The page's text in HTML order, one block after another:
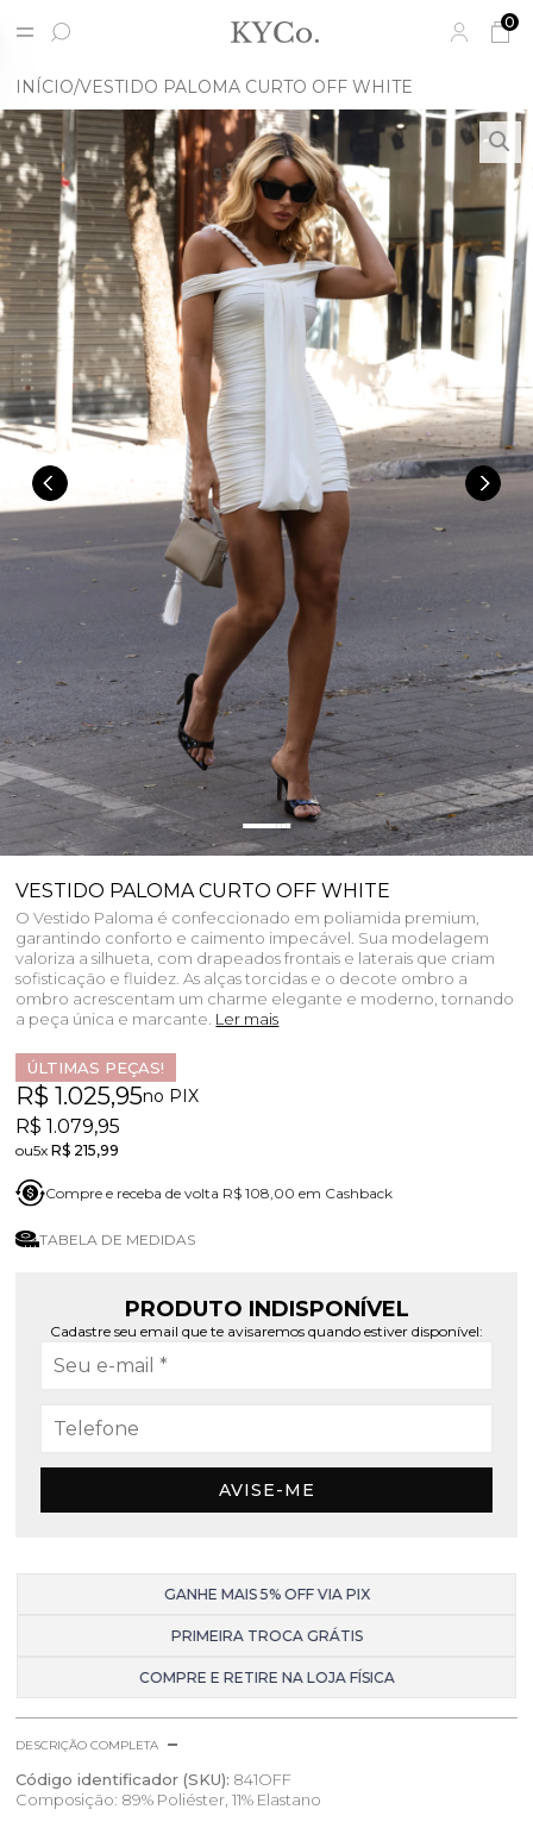
0
INÍCIO VESTIDO PALOMA CURTO OFF WHITE
VESTIDO PALOMA CURTO OFF WHITE
O Vestido Paloma é confeccionado em poliamida premium,
garantindo conforto e caimento impecável. Sua modelagem
valoriza a silhueta, com drapeados frontais e laterais que criam
sofisticação e fluidez. As alças torcidas e o decote ombro a
ombro acrescentam um charme elegante e moderno, tornando
a peça única e marcante. Ler mais
ÚLTIMAS PEÇAS!
R$ 1.025,95no PIX
R$ 1.079,95
5xR$ 215,99
Compre e receba de volta R$ 108,00 em Cashback
TABELA DE MEDIDAS
PRODUTO INDISPONÍVEL
Cadastre seu email que te avisaremos quando estiver disponível:
AVISE-ME
GANHE MAIS 5% OFF VIA PIX
PRIMEIRA TROCA GRÁTIS
COMPRE E RETIRE NA LOJA FÍSICA
DESCRIÇÃO COMPLETA
Código identificador (SKU): 841OFF
Composição: 89% Poliéster, 11% Elastano